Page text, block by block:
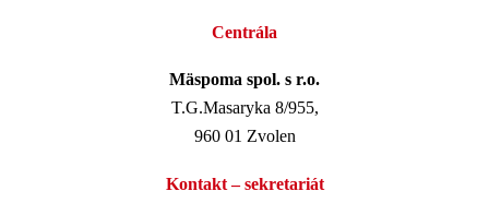
Centrála
Mäspoma spol. s r.o.
T.G.Masaryka 8/955,
960 01 Zvolen
Kontakt – sekretariát